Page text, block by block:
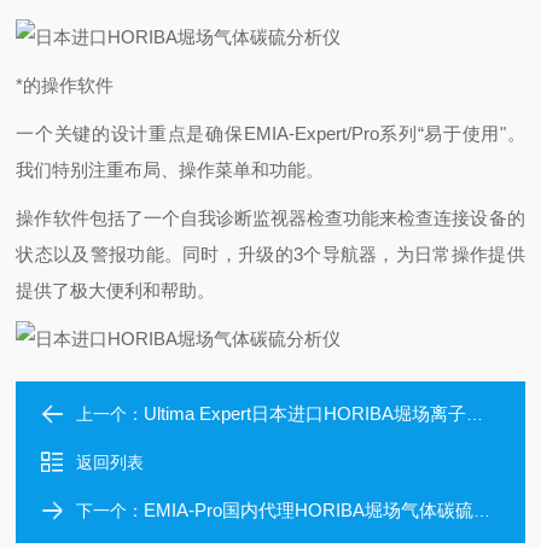
*的操作软件
一个关键的设计重点是确保EMIA-Expert/Pro系列“易于使用"。
我们特别注重布局、操作菜单和功能。
操作软件包括了一个自我诊断监视器检查功能来检查连接设备的
状态以及警报功能。同时，升级的3个导航器，为日常操作提供
提供了极大便利和帮助。
上一个： Ultima Expert日本进口HORIBA堀场离子体发射光谱仪
返回列表
下一个： EMIA-Pro国内代理HORIBA堀场气体碳硫分析仪